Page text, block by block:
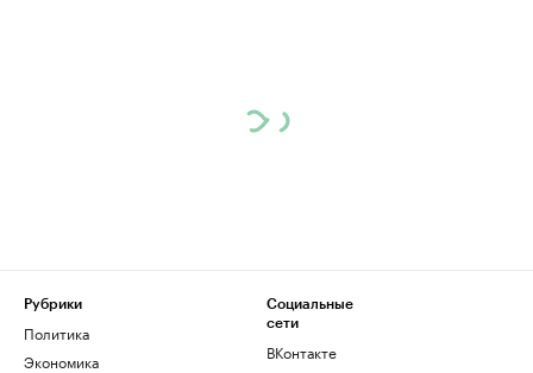
Рубрики
Политика
Экономика
Социальные
сети
ВКонтакте